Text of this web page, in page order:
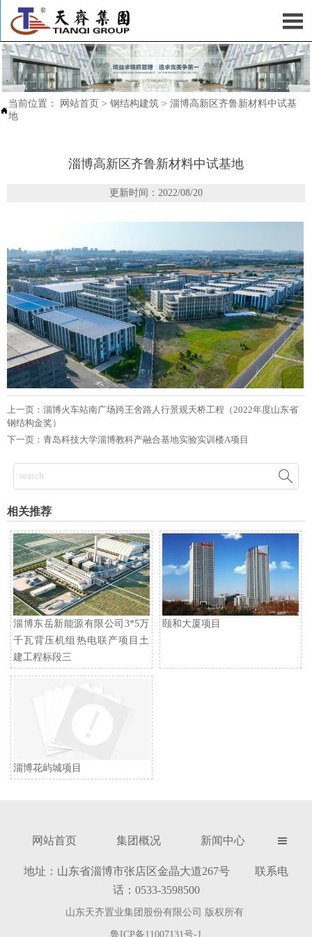


当前位置： 网站首页 > 钢结构建筑 > 淄博高新区齐鲁新材料中试基
地
淄博高新区齐鲁新材料中试基地
更新时间：2022/08/20
上一页： 淄博火车站南广场跨王舍路人行景观天桥工程（2022年度山东省
钢结构金奖）
下一页： 青岛科技大学淄博教科产融合基地实验实训楼A项目

相关推荐
淄博东岳新能源有限公司3*5万
千瓦背压机组热电联产项目土
建工程标段三
颐和大厦项目
淄博花屿城项目
网站首页 集团概况 新闻中心 
地址：山东省淄博市张店区金晶大道267号 联系电
话：0533-3598500
山东天齐置业集团股份有限公司 版权所有
鲁ICP备11007131号-1